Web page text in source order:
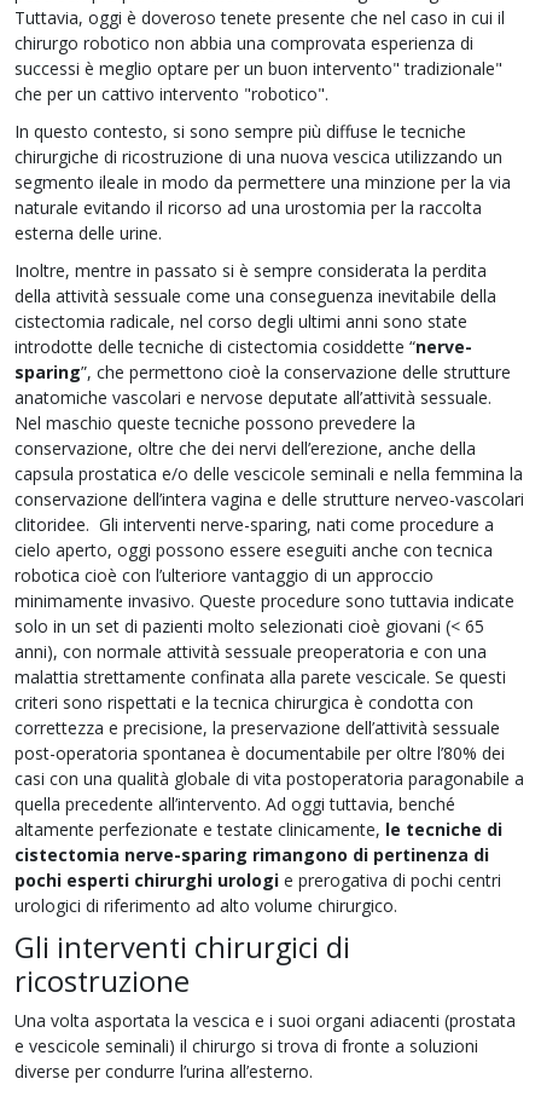
Tuttavia, oggi è doveroso tenete presente che nel caso in cui il
chirurgo robotico non abbia una comprovata esperienza di
successi è meglio optare per un buon intervento" tradizionale"
che per un cattivo intervento "robotico".
In questo contesto, si sono sempre più diffuse le tecniche
chirurgiche di ricostruzione di una nuova vescica utilizzando un
segmento ileale in modo da permettere una minzione per la via
naturale evitando il ricorso ad una urostomia per la raccolta
esterna delle urine.
Inoltre, mentre in passato si è sempre considerata la perdita
della attività sessuale come una conseguenza inevitabile della
cistectomia radicale, nel corso degli ultimi anni sono state
introdotte delle tecniche di cistectomia cosiddette “nerve-
sparing”, che permettono cioè la conservazione delle strutture
anatomiche vascolari e nervose deputate all’attività sessuale.
Nel maschio queste tecniche possono prevedere la
conservazione, oltre che dei nervi dell’erezione, anche della
capsula prostatica e/o delle vescicole seminali e nella femmina la
conservazione dell’intera vagina e delle strutture nerveo-vascolari
clitoridee. Gli interventi nerve-sparing, nati come procedure a
cielo aperto, oggi possono essere eseguiti anche con tecnica
robotica cioè con l’ulteriore vantaggio di un approccio
minimamente invasivo. Queste procedure sono tuttavia indicate
solo in un set di pazienti molto selezionati cioè giovani (< 65
anni), con normale attività sessuale preoperatoria e con una
malattia strettamente confinata alla parete vescicale. Se questi
criteri sono rispettati e la tecnica chirurgica è condotta con
correttezza e precisione, la preservazione dell’attività sessuale
post-operatoria spontanea è documentabile per oltre l’80% dei
casi con una qualità globale di vita postoperatoria paragonabile a
quella precedente all’intervento. Ad oggi tuttavia, benché
altamente perfezionate e testate clinicamente, le tecniche di
cistectomia nerve-sparing rimangono di pertinenza di
pochi esperti chirurghi urologi e prerogativa di pochi centri
urologici di riferimento ad alto volume chirurgico.
Gli interventi chirurgici di
ricostruzione
Una volta asportata la vescica e i suoi organi adiacenti (prostata
e vescicole seminali) il chirurgo si trova di fronte a soluzioni
diverse per condurre l’urina all’esterno.